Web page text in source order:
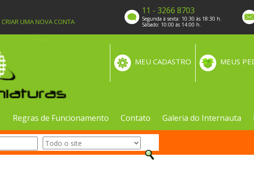
CRIAR UMA NOVA CONTA
11 - 3266 8703
Segunda à sexta: 10:30 às 18:30 h.
Sábado: 10:00 às 14:00 h.
MEUS
MEU CADASTRO
Regras de Funcionamento Contato Galeria do Internauta